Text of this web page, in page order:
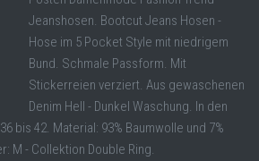
Jeanshosen. Bootcut Jeans Hosen -
Hose im 5 Pocket Style mit niedrigem
Bund. Schmale Passform. Mit
Stickerreien verziert. Aus gewaschenen
Denim Hell - Dunkel Waschung. In den
bis 42. Material: 93% Baumwolle und 7%
M - Collektion Double Ring.